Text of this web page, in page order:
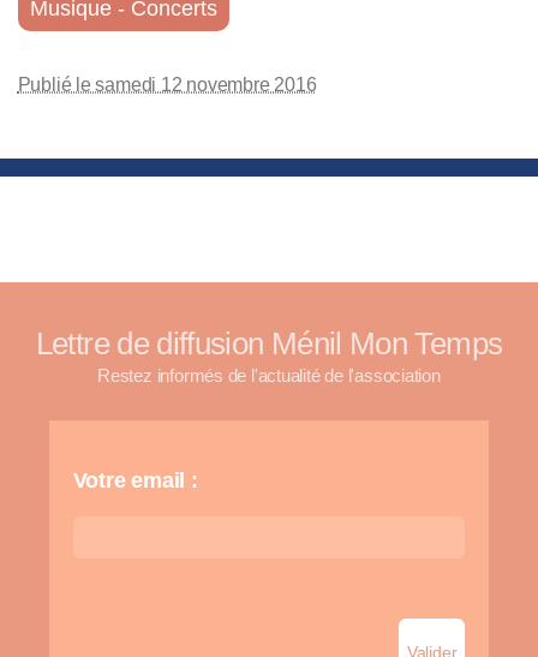
Musique - Concerts
Publié le samedi 12 novembre 2016
Lettre de diffusion Ménil Mon Temps
Restez informés de l'actualité de l'association
Votre email :